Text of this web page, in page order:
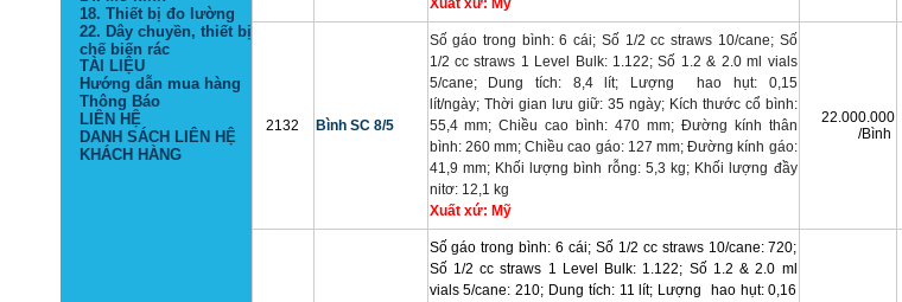
Xuất xứ: Mỹ
2132 Bình SC 8/5
Số gáo trong bình: 6 cái; Số 1/2 cc straws 10/cane; Số
1/2 cc straws 1 Level Bulk: 1.122;Số 1.2 & 2.0 ml vials
5/cane;
Dung tích: 8,4 lít;
Lượng hao hụt: 0,15
lít/ngày; Thời gian lưu giữ: 35 ngày; Kích thước cổ bình:
55,4 mm;Chiều cao bình: 470 mm; Đường kính thân
bình: 260 mm;Chiều cao gáo: 127 mm;Đường kính gáo:
41,9 mm; Khối lượng bình rỗng: 5,3 kg; Khối lượng đầy
nitơ: 12,1 kg
Xuất xứ: Mỹ
22.000.000
/Bình
Số gáo trong bình: 6 cái; Số 1/2 cc straws 10/cane: 720;
Số 1/2 cc straws 1 Level Bulk: 1.122; Số 1.2 & 2.0 ml
vials 5/cane: 210; Dung tích: 11 lít; Lượng hao hụt: 0,16
18. Thiết bị đo lường
22. Dây chuyền, thiết bị
chế biến rác
TÀI LIỆU
Hướng dẫn mua hàng
Thông Báo
LIÊN HỆ
DANH SÁCH LIÊN HỆ
KHÁCH HÀNG